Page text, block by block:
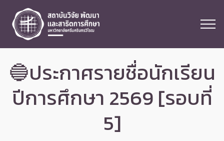
🔵ประกาศรายชื่อนักเรียน
ปีการศึกษา 2569 [รอบที่
5]